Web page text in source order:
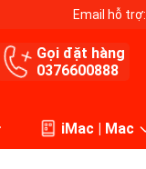
Email hỗ trợ:
Gọi đặt hàng
0376600888
iMac | Mac